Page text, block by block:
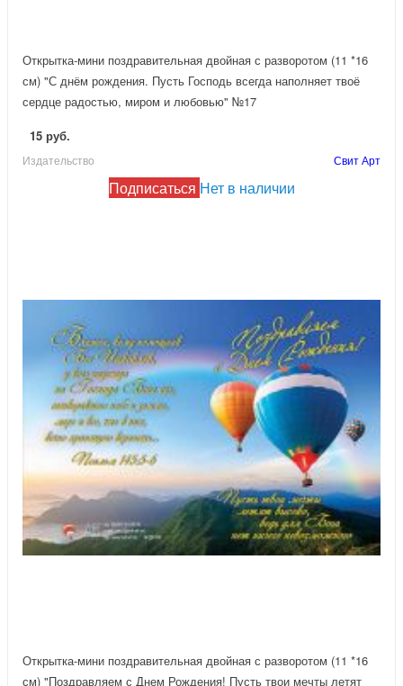
Открытка-мини поздравительная двойная с разворотом (11 *16
см) "С днём рождения. Пусть Господь всегда наполняет твоё
сердце радостью, миром и любовью" №17
15 руб.
Издательство Свит Арт
Подписаться Нет в наличии
Открытка-мини поздравительная двойная с разворотом (11 *16
см) "Поздравляем с Днем Рождения! Пусть твои мечты летят